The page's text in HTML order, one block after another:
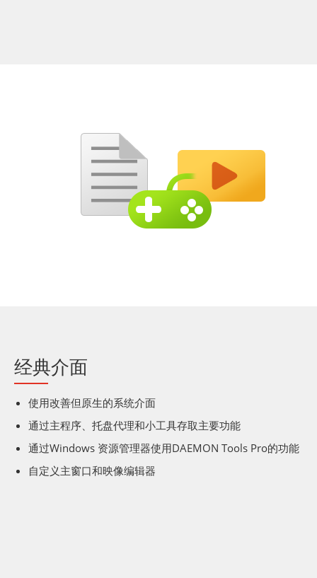
经典介面
使用改善但原生的系统介面
通过主程序、托盘代理和小工具存取主要功能
通过Windows 资源管理器使用DAEMON Tools Pro的功能
自定义主窗口和映像编辑器